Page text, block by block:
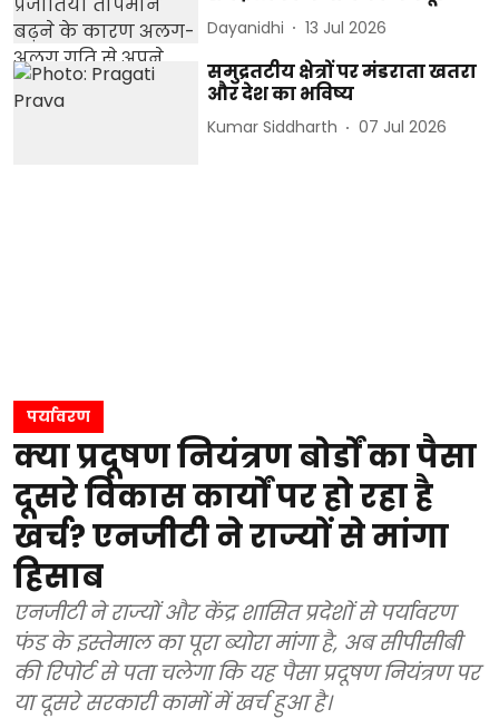
Dayanidhi 13 Jul 2026
समुद्रतटीय क्षेत्रों पर मंडराता खतरा
और देश का भविष्य
Kumar Siddharth 07 Jul 2026
पर्यावरण
क्या प्रदूषण नियंत्रण बोर्डों का पैसा
दूसरे विकास कार्यों पर हो रहा है
खर्च? एनजीटी ने राज्यों से मांगा
हिसाब
एनजीटी ने राज्यों और केंद्र शासित प्रदेशों से पर्यावरण
फंड के इस्तेमाल का पूरा ब्योरा मांगा है, अब सीपीसीबी
की रिपोर्ट से पता चलेगा कि यह पैसा प्रदूषण नियंत्रण पर
या दूसरे सरकारी कामों में खर्च हुआ है।